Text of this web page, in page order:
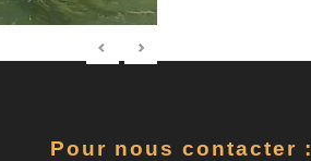
Pour nous contacter :